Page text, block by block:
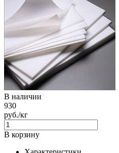
В наличии
930
руб./кг
В корзину